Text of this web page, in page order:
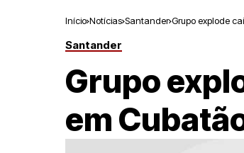
Início Notícias Santander Grupo explode
Santander
Grupo
em